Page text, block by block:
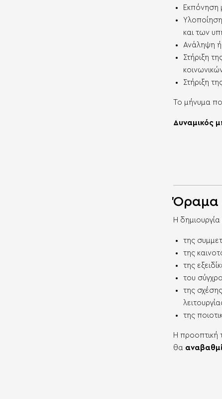
Εκπόνηση
και των
Ανάληψη ή
Στήριξη
Στήριξη
Το μήνυμα
Δυναμικός
Όραμα
Η δημιουργία
της
της
της
του
της
της
Η προοπτική
θα